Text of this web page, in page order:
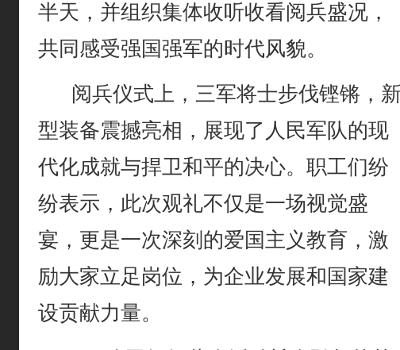
半天，并组织集体收听收看阅兵盛况，
共同感受强国强军的时代风貌。
阅兵仪式上，三军将士步伐铿锵，
型装备震撼亮相，展现了人民军队的现
代化成就与捍卫和平的决心。职工们纷
纷表示，此次观礼不仅是一场视觉盛
宴，更是一次深刻的爱国主义教育，激
励大家立足岗位，为企业发展和国家建
设贡献力量。